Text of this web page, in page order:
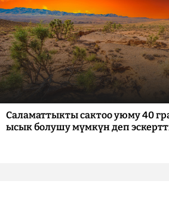
Саламаттыкты сактоо уюму 40
ысык болушу мүмкүн деп